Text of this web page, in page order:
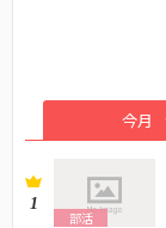
今月
1
部活